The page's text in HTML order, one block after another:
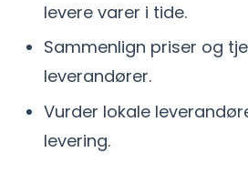
levere varer i tide.
Sammenlign priser og
leverandører.
Vurder lokale
levering.